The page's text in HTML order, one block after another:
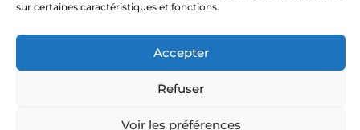
sur certaines caractéristiques et fonctions.
Accepter
Refuser
Voir les préférences
Cliquez pour accepter les cookies marketing et activer ce
Mentions légales|CGV